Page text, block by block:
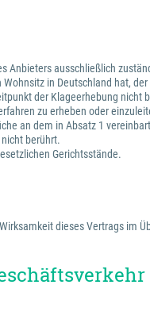
ausschließlich
in Deutschland hat,
der Klageerhebung nicht
zu erheben oder
an dem in Absatz 1
berührt.
Gerichtsstände.
dieses Vertrags im